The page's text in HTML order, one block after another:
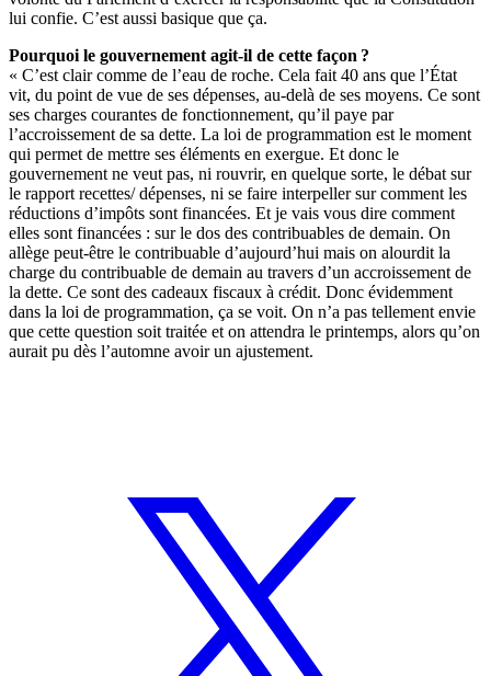
lui confie. C’est aussi basique que ça.
Pourquoi le gouvernement agit-il de cette façon ?
« C’est clair comme de l’eau de roche. Cela fait 40 ans que l’État
vit, du point de vue de ses dépenses, au-delà de ses moyens. Ce sont
ses charges courantes de fonctionnement, qu’il paye par
l’accroissement de sa dette. La loi de programmation est le moment
qui permet de mettre ses éléments en exergue. Et donc le
gouvernement ne veut pas, ni rouvrir, en quelque sorte, le débat sur
le rapport recettes/ dépenses, ni se faire interpeller sur comment les
réductions d’impôts sont financées. Et je vais vous dire comment
elles sont financées : sur le dos des contribuables de demain. On
allège peut-être le contribuable d’aujourd’hui mais on alourdit la
charge du contribuable de demain au travers d’un accroissement de
la dette. Ce sont des cadeaux fiscaux à crédit. Donc évidemment
dans la loi de programmation, ça se voit. On n’a pas tellement envie
que cette question soit traitée et on attendra le printemps, alors qu’on
aurait pu dès l’automne avoir un ajustement.